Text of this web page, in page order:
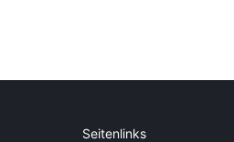
Seitenlinks